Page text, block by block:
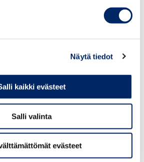
Näytä tiedot
kaikki evästeet
Salli valinta
evästeet
vuosilomat ja
työhön kohdistuvien suorien
huomioon myös poissaoloista
Tosiasialliset työkuukaudet